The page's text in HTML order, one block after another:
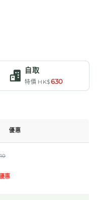
自取
特價 HK$630
優惠
惠